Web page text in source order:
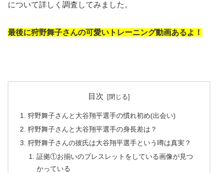
について詳しく調査してみました。
最後に狩野舞子さんの可愛いトレーニング動画あるよ！
目次
狩野舞子さんと大谷翔平選手の慣れ初め(出会い)
狩野舞子さんと大谷翔平選手の身長差は？
狩野舞子さんの彼氏は大谷翔平選手という噂は真実？
証拠①お揃いのブレスレットをしている画像が見つ
かっている